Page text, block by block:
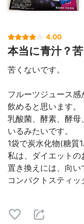
4.00
本当に青汁？
苦くないです。
フルーツジュース
飲めると思います。
乳酸菌、酵素、酵母
いるみたいです。
1袋で炭水化物(糖質
私は、ダイエットの
置き換えには、向い
コンパクトスティッ